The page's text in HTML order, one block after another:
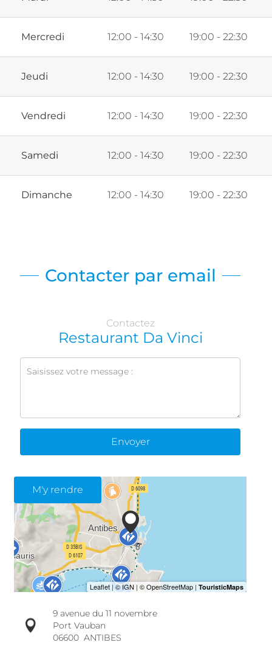
Mercredi 12:00 - 14:30 19:00 - 22:30
Jeudi 12:00 - 14:30 19:00 - 22:30
Vendredi 12:00 - 14:30 19:00 - 22:30
Samedi 12:00 - 14:30 19:00 - 22:30
Dimanche 12:00 - 14:30 19:00 - 22:30
Contacter par email
Contactez
Restaurant Da Vinci
Envoyer
M'y rendre
9 avenue du 11 novembre
Port Vauban
06600 ANTIBES